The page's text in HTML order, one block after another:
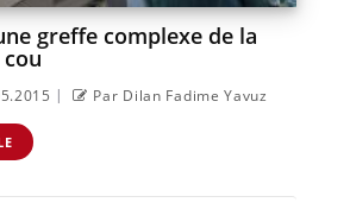
greffe complexe de la
| Par Dilan Fadime Yavuz